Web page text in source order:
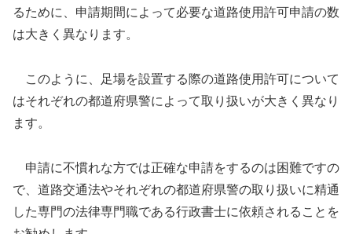
るために、申請期間によって必要な道路使用許可申請の数
は大きく異なります。
このように、足場を設置する際の道路使用許可について
はそれぞれの都道府県警によって取り扱いが大きく異なり
ます。
申請に不慣れな方では正確な申請をするのは困難ですの
で、道路交通法やそれぞれの都道府県警の取り扱いに精通
した専門の法律専門職である行政書士に依頼されることを